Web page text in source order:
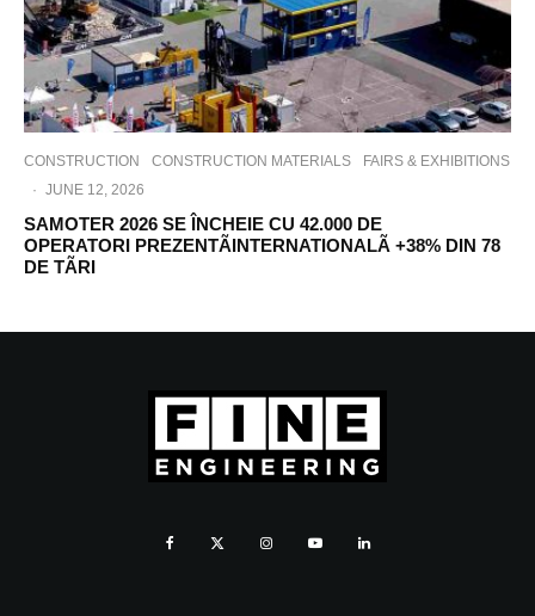
CONSTRUCTION CONSTRUCTION MATERIALS
FAIRS & EXHIBITIONS
· JUNE 12, 2026
SAMOTER 2026 SE ÎNCHEIE CU 42.000 DE
OPERATORI PREZENTÃINTERNATIONALÃ +38% DIN 78
DE TÃRI